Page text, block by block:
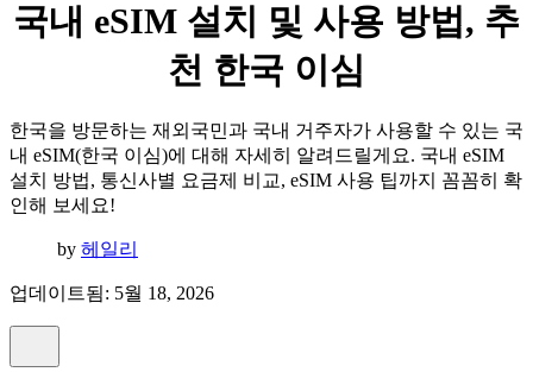
국내 eSIM 설치 및 사용 방법, 추
천 한국 이심
한국을 방문하는 재외국민과 국내 거주자가 사용할 수 있는 국
내 eSIM(한국 이심)에 대해 자세히 알려드릴게요. 국내 eSIM
설치 방법, 통신사별 요금제 비교, eSIM 사용 팁까지 꼼꼼히 확
인해 보세요!
by 헤일리
업데이트됨: 5월 18, 2026